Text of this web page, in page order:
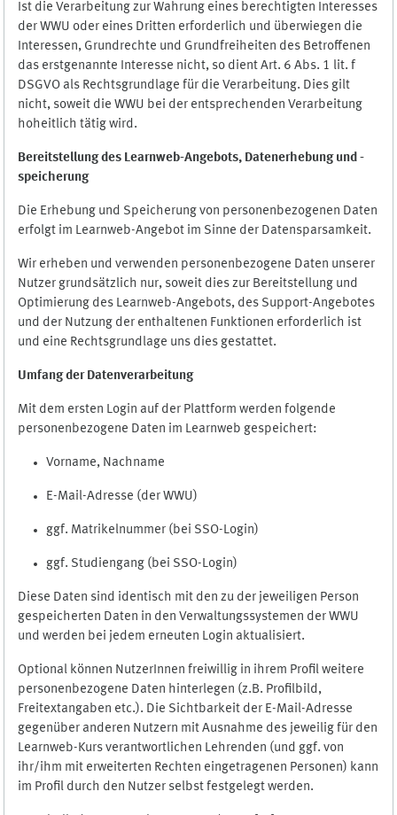
Ist die Verarbeitung zur Wahrung eines berechtigten Interesses
der WWU oder eines Dritten erforderlich und überwiegen die
Interessen, Grundrechte und Grundfreiheiten des Betroffenen
das erstgenannte Interesse nicht, so dient Art. 6 Abs. 1 lit. f
DSGVO als Rechtsgrundlage für die Verarbeitung. Dies gilt
nicht, soweit die WWU bei der entsprechenden Verarbeitung
hoheitlich tätig wird.
Bereitstellung des Learnweb-Angebots, Datenerhebung und -
speicherung
Die Erhebung und Speicherung von personenbezogenen Daten
erfolgt im Learnweb-Angebot im Sinne der Datensparsamkeit.
Wir erheben und verwenden personenbezogene Daten unserer
Nutzer grundsätzlich nur, soweit dies zur Bereitstellung und
Optimierung des Learnweb-Angebots, des Support-Angebotes
und der Nutzung der enthaltenen Funktionen erforderlich ist
und eine Rechtsgrundlage uns dies gestattet.
Umfang der Datenverarbeitung
Mit dem ersten Login auf der Plattform werden folgende
personenbezogene Daten im Learnweb gespeichert:
Vorname, Nachname
E-Mail-Adresse (der WWU)
ggf. Matrikelnummer (bei SSO-Login)
ggf. Studiengang (bei SSO-Login)
Diese Daten sind identisch mit den zu der jeweiligen Person
gespeicherten Daten in den Verwaltungssystemen der WWU
und werden bei jedem erneuten Login aktualisiert.
Optional können NutzerInnen freiwillig in ihrem Profil weitere
personenbezogene Daten hinterlegen (z.B. Profilbild,
Freitextangaben etc.). Die Sichtbarkeit der E-Mail-Adresse
gegenüber anderen Nutzern mit Ausnahme des jeweilig für den
Learnweb-Kurs verantwortlichen Lehrenden (und ggf. von
ihr/ihm mit erweiterten Rechten eingetragenen Personen) kann
im Profil durch den Nutzer selbst festgelegt werden.